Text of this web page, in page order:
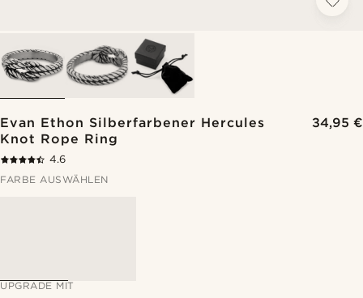
Evan Ethon Silberfarbener Hercules
Knot Rope Ring
34,95 €
4.6
FARBE AUSWÄHLEN
UPGRADE MIT